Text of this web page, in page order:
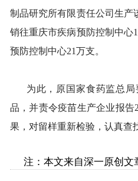
制品研究所有限责任公司生产
销往重庆市疾病预防控制中心
预防控制中心21万支。
为此，原国家食药监总
品，并责令疫苗生产企业报
果，对留样重新检验，认真查
注：本文来自深一原创文